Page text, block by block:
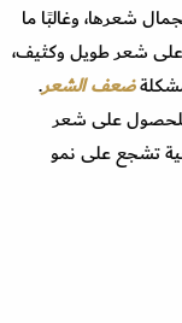
شعرها، وغالبًا ما
على شعر طويل وكثيف،
ضعف الشعر.
للحصول على شعر
تشجع على نمو